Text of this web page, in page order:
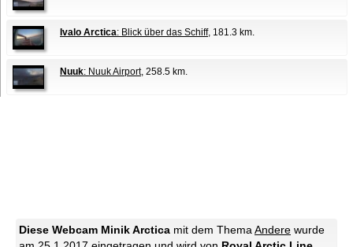
Ivalo Arctica: Blick über das Schiff, 181.3 km.
Nuuk: Nuuk Airport, 258.5 km.
Diese Webcam Minik Arctica mit dem ThemaAndere wurde